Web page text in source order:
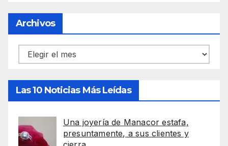
Archivos
Archivos
Las 10 Noticias Más Leídas
Una joyería de Manacor estafa,
presuntamente, a sus clientes y